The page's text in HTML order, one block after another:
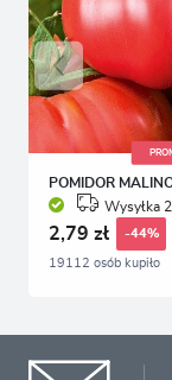
POMIDOR
Wysyłka
2,79 zł -44%
19112 osób kupiło